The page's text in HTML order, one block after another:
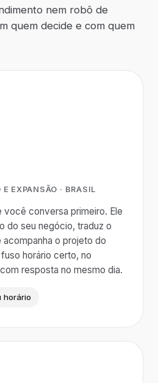
nem robô de
quem decide e com quem
EXPANSÃO · BRASIL
você conversa primeiro. Ele
do seu negócio, traduz o
o projeto do
horário certo, no
resposta no mesmo dia.
horário